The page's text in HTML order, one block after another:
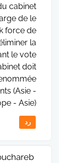
cabinet
de le
force de
la
le vote
doit
(Asie -
- Asie).
رد